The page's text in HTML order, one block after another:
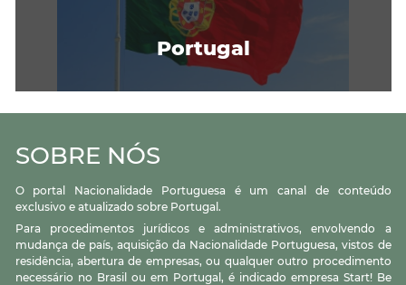
Portugal
SOBRE NÓS
O portal Nacionalidade Portuguesa é um canal de conteúdo
exclusivo e atualizado sobre Portugal.
Para procedimentos jurídicos e administrativos, envolvendo a
mudança de país, aquisição da Nacionalidade Portuguesa, vistos de
residência, abertura de empresas, ou qualquer outro procedimento
necessário no Brasil ou em Portugal, é indicado empresa Start! Be